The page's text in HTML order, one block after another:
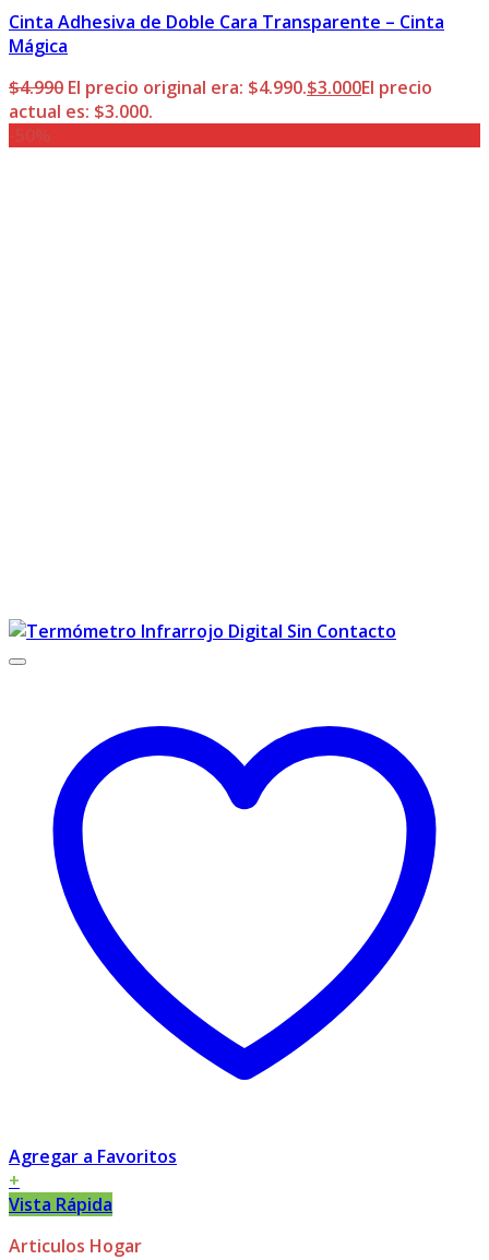
Cinta Adhesiva de Doble Cara Transparente – Cinta
Mágica
$4.990 El precio original era: $4.990.$3.000El precio
actual es: $3.000.
Agregar a Favoritos
+
Vista Rápida
Articulos Hogar